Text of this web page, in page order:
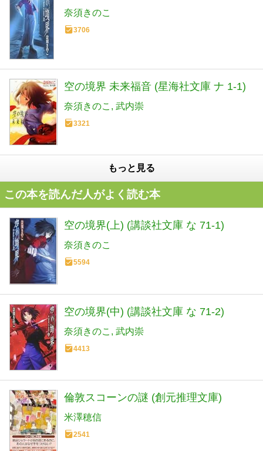
奈須きのこ
3706
空の境界 未来福音 (星海社文庫 ナ 1-1)
奈須きのこ 武内崇
3321
もっと見る
この本を読んだ人がよく読む本
空の境界(上) (講談社文庫 な 71-1)
奈須きのこ
5594
空の境界(中) (講談社文庫 な 71-2)
奈須きのこ 武内崇
4413
倫敦スコーンの謎 (創元推理文庫)
米澤穂信
2541